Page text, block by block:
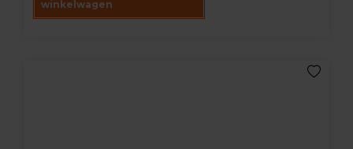
winkelwagen